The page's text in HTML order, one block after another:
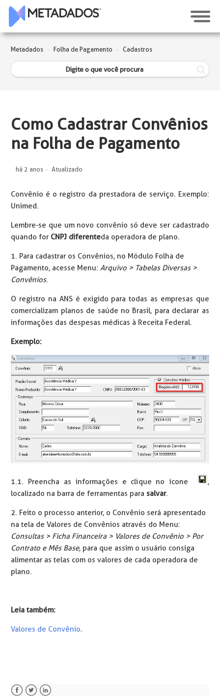
Metadados Folha de Pagamento Cadastros
Como Cadastrar Convênios
na Folha de Pagamento
há 2 anos Atualizado
Convênio é o registro da prestadora de serviço. Exemplo:
Unimed.
Lembre-se que um novo convênio só deve ser cadastrado
quando for CNPJ diferenteda operadora de plano.
1. Para cadastrar os Convênios, no Módulo Folha de
Pagamento, acesse Menu: Arquivo > Tabelas Diversas >
Convênios.
O registro na ANS é exigido para todas as empresas que
comercializam planos de saúde no Brasil, para declarar as
informações das despesas médicas à Receita Federal.
Exemplo:
1.1. Preencha as informações e clique no ícone
,
localizado na barra de ferramentas para salvar.
2. Feito o processo anterior, o Convênio será apresentado
na tela de Valores de Convênios através do Menu:
Consultas > Ficha Financeira > Valores de Convênio > Por
Contrato e Mês Base, para que assim o usuário consiga
alimentar as telas com os valores de cada operadora de
plano.
Leia também:
Valores de Convênio.